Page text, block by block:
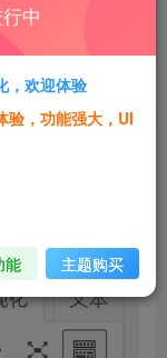
中
，欢迎体验
验，功能强大，UI
能 主题购买